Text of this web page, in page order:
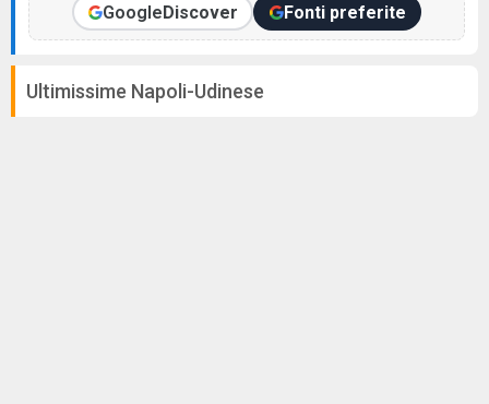
GoogleDiscover Fonti preferite
Ultimissime Napoli-Udinese